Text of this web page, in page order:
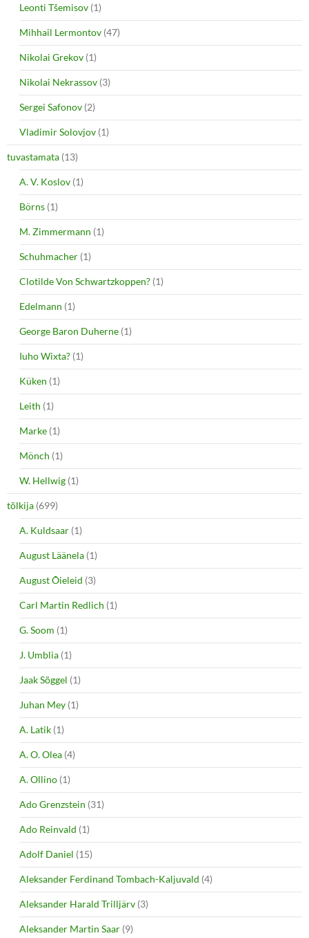
Leonti Tšemisov (1)
Mihhail Lermontov (47)
Nikolai Grekov (1)
Nikolai Nekrassov (3)
Sergei Safonov (2)
Vladimir Solovjov (1)
tuvastamata (13)
A. V. Koslov (1)
Börns (1)
M. Zimmermann (1)
Schuhmacher (1)
Clotilde Von Schwartzkoppen? (1)
Edelmann (1)
George Baron Duherne (1)
Iuho Wixta? (1)
Küken (1)
Leith (1)
Marke (1)
Mönch (1)
W. Hellwig (1)
tõlkija (699)
A. Kuldsaar (1)
August Läänela (1)
August Õieleid (3)
Carl Martin Redlich (1)
G. Soom (1)
J. Umblia (1)
Jaak Sõggel (1)
Juhan Mey (1)
A. Latik (1)
A. O. Olea (4)
A. Ollino (1)
Ado Grenzstein (31)
Ado Reinvald (1)
Adolf Daniel (15)
Aleksander Ferdinand Tombach-Kaljuvald (4)
Aleksander Harald Trilljärv (3)
Aleksander Martin Saar (9)